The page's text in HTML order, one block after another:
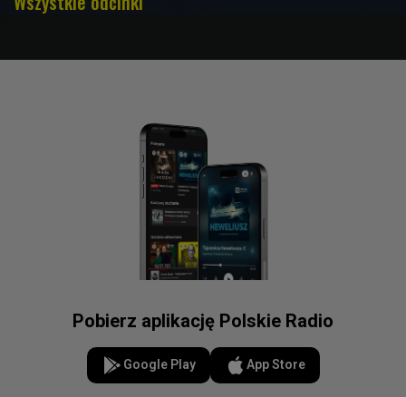
Pobierz aplikację Polskie Radio
Google Play App Store